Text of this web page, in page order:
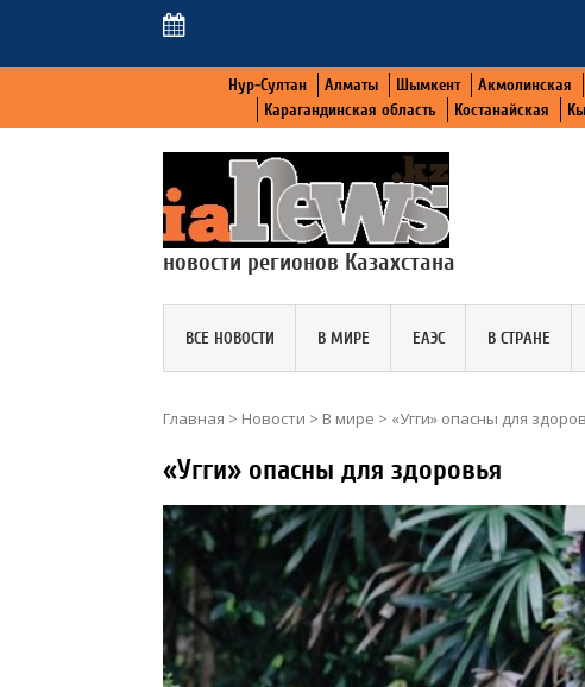
Нур-Султан Алматы Шымкент Акмолинская
Карагандинская область
Костанайская
новости регионов Казахстана
ВСЕ НОВОСТИ В МИРЕ ЕАЭС В СТРАНЕ
Главная > Новости > В мире > «Угги» опасны для
«Угги» опасны для здоровья